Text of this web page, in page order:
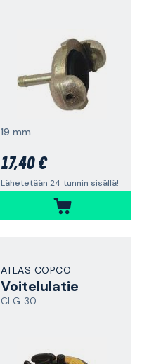
19 mm
17,40 €
Lähetetään 24 tunnin sisällä!
ATLAS COPCO
Voitelulatie
CLG 30